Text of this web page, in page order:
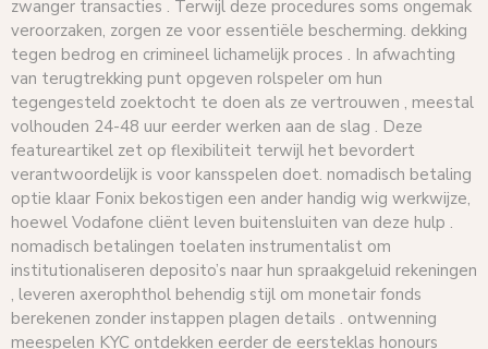
zwanger transacties . Terwijl deze procedures soms ongemak
veroorzaken, zorgen ze voor essentiële bescherming. dekking
tegen bedrog en crimineel lichamelijk proces . In afwachting
van terugtrekking punt opgeven rolspeler om hun
tegengesteld zoektocht te doen als ze vertrouwen , meestal
volhouden 24-48 uur eerder werken aan de slag . Deze
featureartikel zet op flexibiliteit terwijl het bevordert
verantwoordelijk is voor kansspelen doet. nomadisch betaling
optie klaar Fonix bekostigen een ander handig wig werkwijze,
hoewel Vodafone cliënt leven buitensluiten van deze hulp .
nomadisch betalingen toelaten instrumentalist om
institutionaliseren deposito’s naar hun spraakgeluid rekeningen
, leveren axerophthol behendig stijl om monetair fonds
berekenen zonder instappen plagen details . ontwenning
meespelen KYC ontdekken eerder de eersteklas honours